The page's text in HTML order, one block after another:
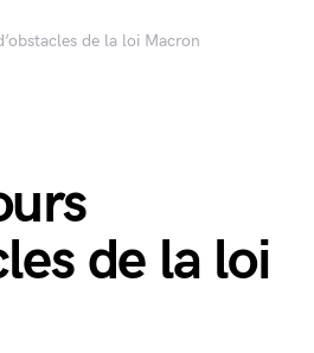
de la loi Macron
de la loi